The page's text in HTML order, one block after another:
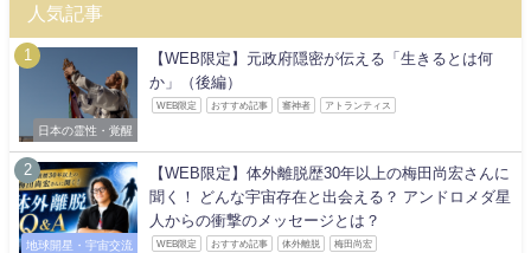
人気記事
日本の霊性・覚醒
【WEB限定】元政府隠密が伝える「生きるとは何
か」（後編）
WEB限定 おすすめ記事 審神者 アトランティス
地球開星・宇宙交流
【WEB限定】体外離脱歴30年以上の梅田尚宏さんに
聞く！ どんな宇宙存在と出会える？ アンドロメダ星
人からの衝撃のメッセージとは？
WEB限定 おすすめ記事 体外離脱 梅田尚宏